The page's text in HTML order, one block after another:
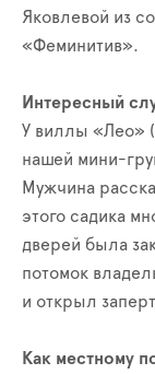
Яковлевой из
«Феминитив».
Интересный
У виллы «Лео»
нашей мини-
Мужчина
этого садика
дверей была
потомок
и открыл
Как местному